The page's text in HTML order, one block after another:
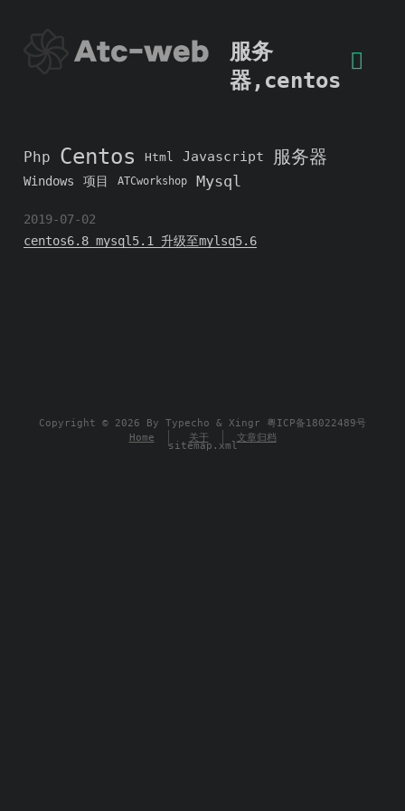
服务
器, centos
Php Centos Html Javascript 服务器
Windows 项目 ATCworkshop Mysql
2019-07-02
centos6.8 mysql5.1 升级至mylsq5.6
Copyright © 2026 By Typecho & Xingr
粤ICP备18022489号
sitemap.xml
Home 关于 文章归档